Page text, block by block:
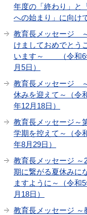
年度の「終わり」と
への始まり」に向け
教育長メッセージ
けましておめでとう
います～ （令和6
月5日）
教育長メッセージ
休みを迎えて～（令
年12月18日）
教育長メッセージ～
学期を控えて～（令
年8月29日）
教育長メッセージ ～
期に繋がる夏休みに
ますように～（令和
月18日）
教育長メッセージ ～